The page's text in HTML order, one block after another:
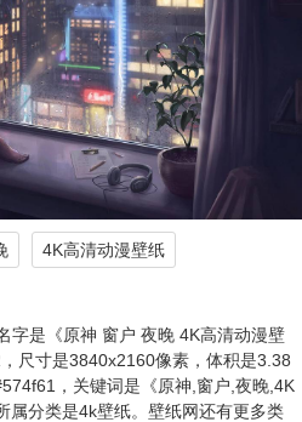
4K高清动漫壁纸
字是《原神 窗户 夜晚 4K高清动漫壁
尺寸是3840x2160像素，体积是3.38
，关键词是《原神,窗户,夜晚,4K
属分类是4k壁纸。壁纸网还有更多类